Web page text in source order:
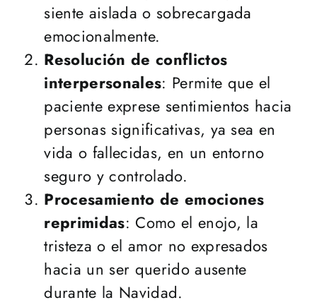
siente aislada o sobrecargada
emocionalmente.
Resolución de conflictos
interpersonales: Permite que el
paciente exprese sentimientos hacia
personas significativas, ya sea en
vida o fallecidas, en un entorno
seguro y controlado.
Procesamiento de emociones
reprimidas: Como el enojo, la
tristeza o el amor no expresados
hacia un ser querido ausente
durante la Navidad​​.